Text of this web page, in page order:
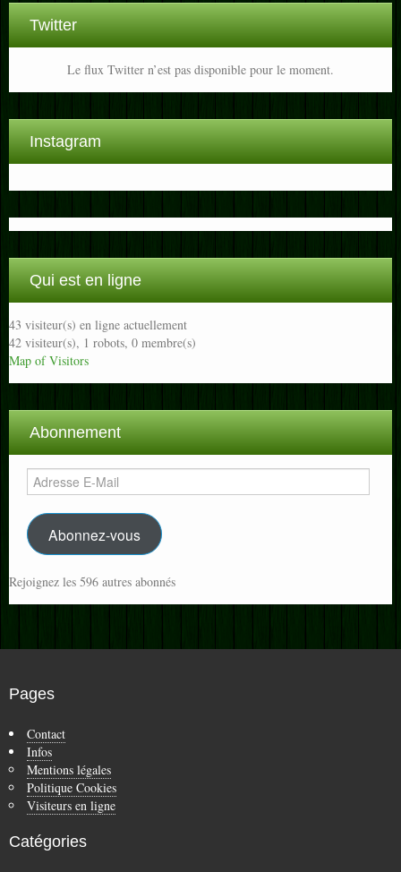
Twitter
Le flux Twitter n’est pas disponible pour le moment.
Instagram
Qui est en ligne
43 visiteur(s) en ligne actuellement
42 visiteur(s), 1 robots, 0 membre(s)
Map of Visitors
Abonnement
Adresse
E-
Mail
Abonnez-vous
Rejoignez les 596 autres abonnés
Pages
Contact
Infos
Mentions légales
Politique Cookies
Visiteurs en ligne
Catégories